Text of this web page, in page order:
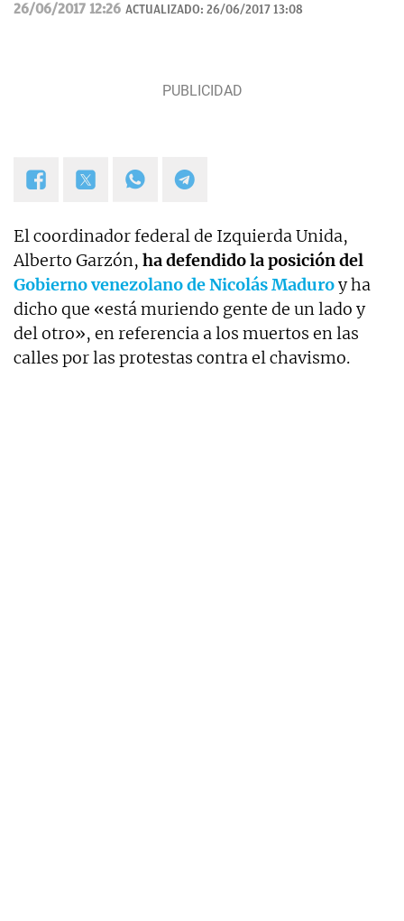
26/06/2017 12:26 ACTUALIZADO: 26/06/2017 13:08
El coordinador federal de Izquierda Unida,
Alberto Garzón, ha defendido la posición del
Gobierno venezolano de Nicolás Maduroy ha
dicho que «está muriendo gente de un lado y
del otro», en referencia a los muertos en las
calles por las protestas contra el chavismo.